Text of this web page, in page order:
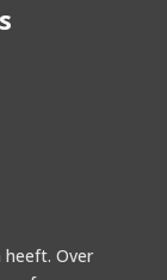
heeft. Over